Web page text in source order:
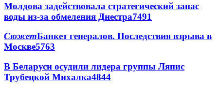
Молдова задействовала стратегический запас
воды из-за обмеления Днестра7491
СюжетБанкет генералов. Последствия взрыва в
Москве5763
В Беларуси осудили лидера группы Ляпис
Трубецкой Михалка4844